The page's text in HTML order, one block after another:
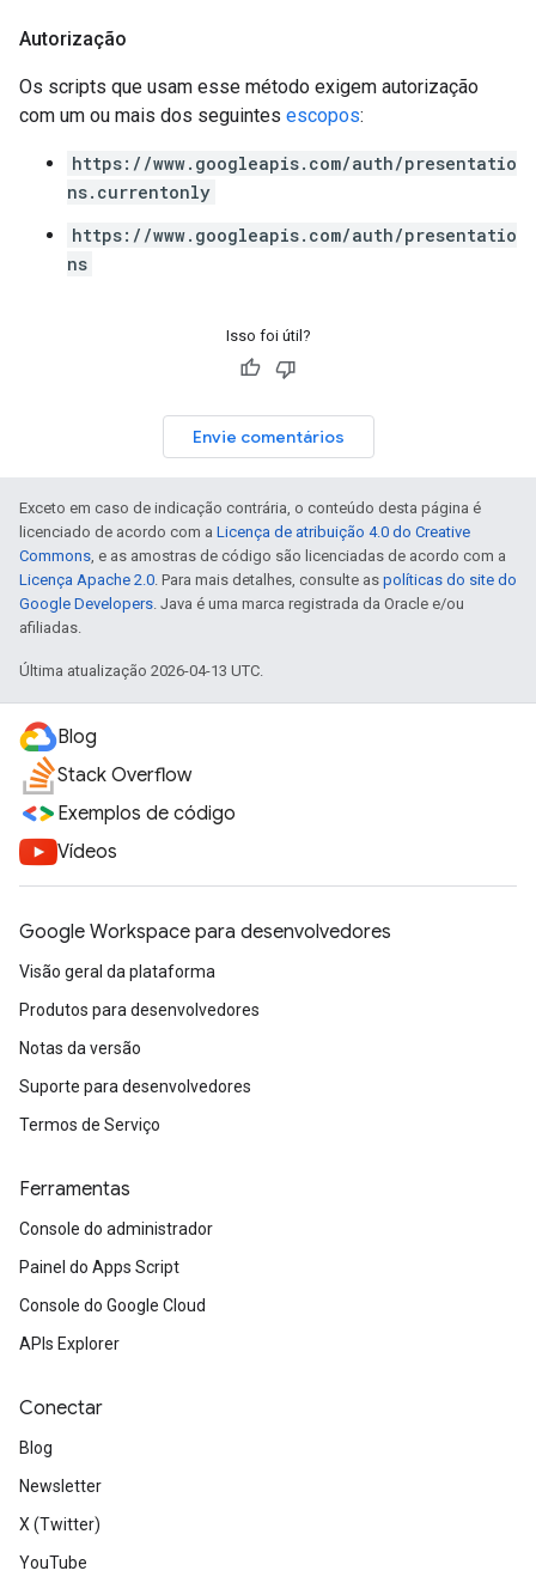
Autorização
Os scripts que usam esse método exigem autorização
com um ou mais dos seguintes escopos:
https://www.googleapis.com/auth/presentatio
ns.currentonly
https://www.googleapis.com/auth/presentatio
ns
Isso foi útil?
Envie comentários
Exceto em caso de indicação contrária, o conteúdo desta página é
licenciado de acordo com a Licença de atribuição 4.0 do Creative
Commons, e as amostras de código são licenciadas de acordo com a
Licença Apache 2.0. Para mais detalhes, consulte as políticas do site do
Google Developers. Java é uma marca registrada da Oracle e/ou
afiliadas.
Última atualização 2026-04-13 UTC.
Blog
Stack Overflow
Exemplos de código
Vídeos
Google Workspace para desenvolvedores
Visão geral da plataforma
Produtos para desenvolvedores
Notas da versão
Suporte para desenvolvedores
Termos de Serviço
Ferramentas
Console do administrador
Painel do Apps Script
Console do Google Cloud
APIs Explorer
Conectar
Blog
Newsletter
X (Twitter)
YouTube